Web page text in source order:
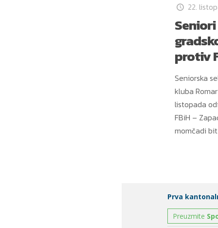
22.
protiv
Seniorska
kluba
listopada
FBiH –
momčadi